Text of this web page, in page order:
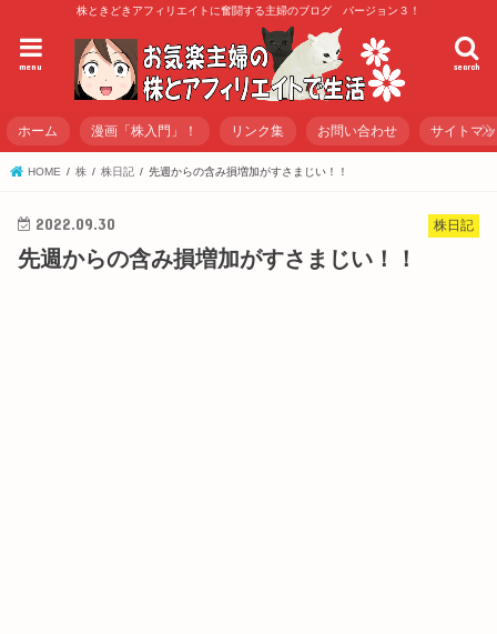
株ときどきアフィリエイトに奮闘する主婦のブログ バージョン３！
search
menu
ホーム 漫画「株入門」！ リンク集 お問い合わせ サイトマ
HOME 株 株日記 先週からの含み損増加がすさまじい！！
株日記
2022.09.30
先週からの含み損増加がすさまじい！！